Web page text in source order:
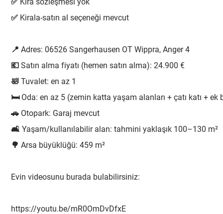
✅ Kirala-satın al seçeneği mevcut
📍 Adres: 06526 Sangerhausen OT Wippra, Anger 4
💶 Satın alma fiyatı (hemen satın alma): 24.900 €
🛀 Tuvalet: en az 1
🛏 Oda: en az 5 (zemin katta yaşam alanları + çatı katı + ek
🚗 Otopark: Garaj mevcut
🛋️ Yaşam/kullanılabilir alan: tahmini yaklaşık 100–130 m²
🌳 Arsa büyüklüğü: 459 m²
Evin videosunu burada bulabilirsiniz:
https://youtu.be/mR0OmDvDfxE